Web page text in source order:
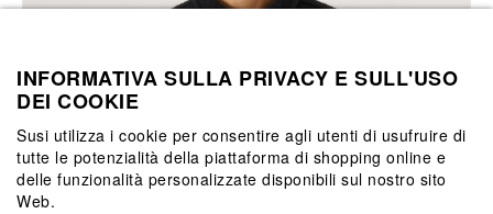
INFORMATIVA SULLA PRIVACY E SULL'USO
DEI COOKIE
Susi utilizza i cookie per consentire agli utenti di usufruire di
tutte le potenzialità della piattaforma di shopping online e
delle funzionalità personalizzate disponibili sul nostro sito
Web.